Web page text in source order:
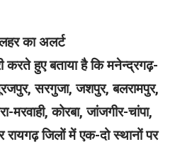
का अलर्ट
करते हुए बताया है कि मनेन्द्रगढ़-
सरगुजा, जशपुर, बलरामपुर,
मरवाही, कोरबा, जांजगीर-चांपा,
जिलों में एक-दो स्थानों पर